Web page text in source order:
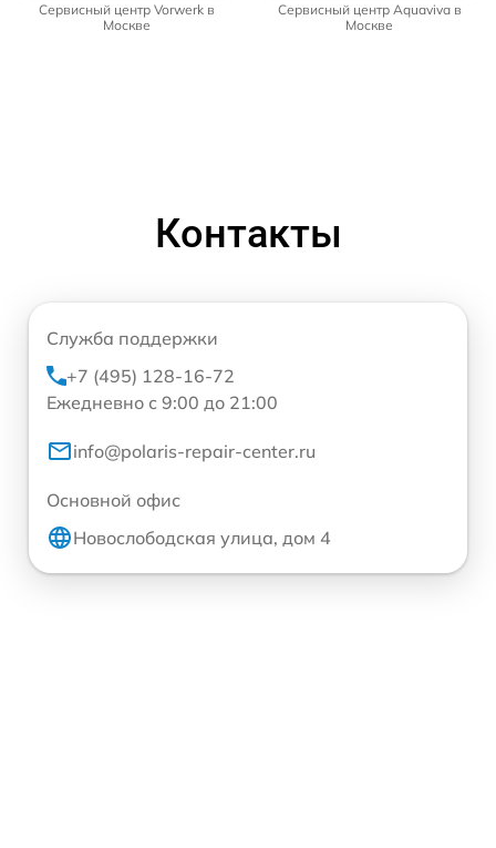
Сервисный центр Vorwerk в
Москве
Сервисный центр Aquaviva в
Москве
Контакты
Служба поддержки
+7 (495) 128-16-72
Ежедневно с 9:00 до 21:00
info@polaris-repair-center.ru
Основной офис
Новослободская улица, дом 4